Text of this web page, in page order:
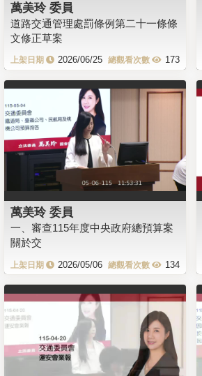
萬美玲 委員
道路交通管理處罰條例第二十一條條
文修正草案
2026/06/25 173
萬美玲 委員
一、審查115年度中央政府總預算案
關於交
2026/05/06 134